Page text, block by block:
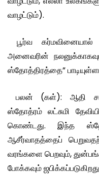
வாழட்டும்).
பூர்வ கர்மவினையால்
அனைவரின்
ஸ்தோத்திரத்தை”
பலன் (கள்): ஆதி
ஸ்தோத்ரம் லட்சுமி
கொண்டது. இந்த
ஆசீர்வாதத்தைப்
வரங்களை பெறவும்,
போக்கவும்